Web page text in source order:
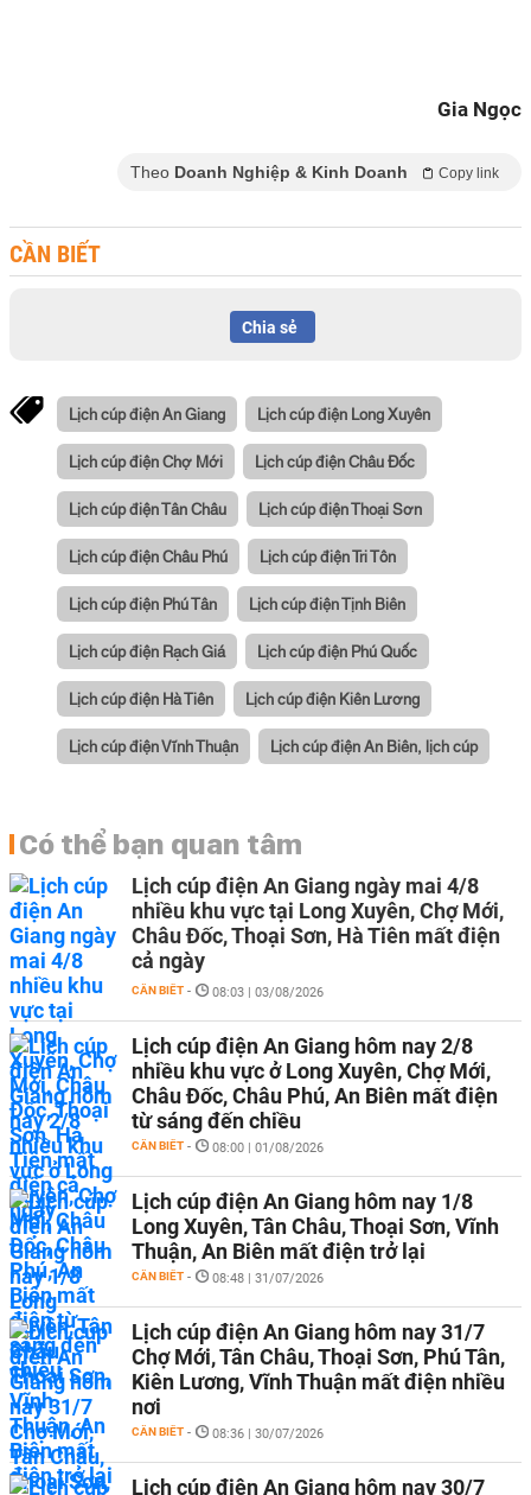
Gia Ngọc
Theo Doanh Nghiệp & Kinh Doanh Copy link
CẦN BIẾT
Chia sẻ
Lịch cúp điện An Giang Lịch cúp điện Long Xuyên
Lịch cúp điện Chợ Mới Lịch cúp điện Châu Đốc
Lịch cúp điện Tân Châu Lịch cúp điện Thoại Sơn
Lịch cúp điện Châu Phú Lịch cúp điện Tri Tôn
Lịch cúp điện Phú Tân Lịch cúp điện Tịnh Biên
Lịch cúp điện Rạch Giá Lịch cúp điện Phú Quốc
Lịch cúp điện Hà Tiên Lịch cúp điện Kiên Lương
Lịch cúp điện Vĩnh Thuận Lịch cúp điện An Biên, lịch cúp
Có thể bạn quan tâm
Lịch cúp điện An Giang ngày mai 4/8
nhiều khu vực tại Long Xuyên, Chợ Mới,
Châu Đốc, Thoại Sơn, Hà Tiên mất điện
cả ngày
CẦN BIẾT - 08:03 | 03/08/2026
Lịch cúp điện An Giang hôm nay 2/8
nhiều khu vực ở Long Xuyên, Chợ Mới,
Châu Đốc, Châu Phú, An Biên mất điện
từ sáng đến chiều
CẦN BIẾT - 08:00 | 01/08/2026
Lịch cúp điện An Giang hôm nay 1/8
Long Xuyên, Tân Châu, Thoại Sơn, Vĩnh
Thuận, An Biên mất điện trở lại
CẦN BIẾT - 08:48 | 31/07/2026
Lịch cúp điện An Giang hôm nay 31/7
Chợ Mới, Tân Châu, Thoại Sơn, Phú Tân,
Kiên Lương, Vĩnh Thuận mất điện nhiều
nơi
CẦN BIẾT - 08:36 | 30/07/2026
Lịch cúp điện An Giang hôm nay 30/7